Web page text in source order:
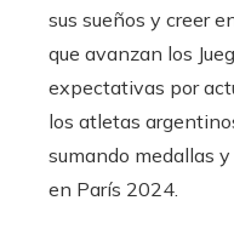
sus sueños y creer
que avanzan los
expectativas por
los atletas
sumando medallas
en París 2024.